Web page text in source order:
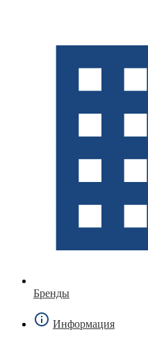
Бренды
Информация